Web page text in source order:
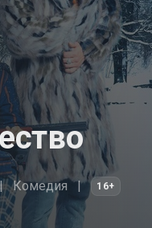
Комедия 16+